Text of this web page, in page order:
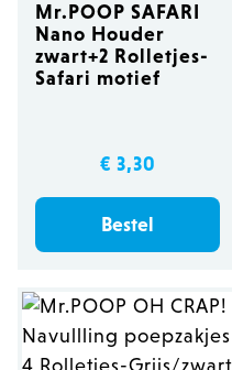
Mr.POOP SAFARI
Nano Houder
zwart+2 Rolletjes-
Safari motief
€ 3,30
Bestel